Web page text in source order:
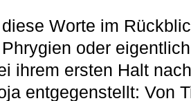
Worte im
oder
ihrem ersten Halt
entgegenstellt: Von